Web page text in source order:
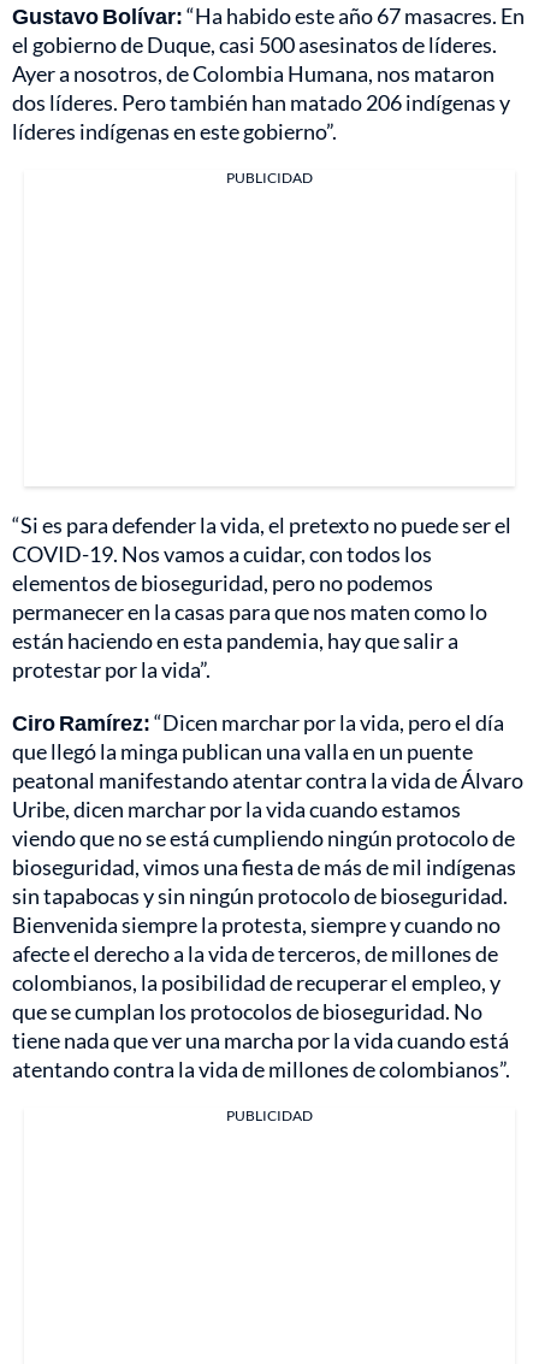
Gustavo Bolívar:“Ha habido este año 67 masacres. En
el gobierno de Duque, casi 500 asesinatos de líderes.
Ayer a nosotros, de Colombia Humana, nos mataron
dos líderes. Pero también han matado 206 indígenas y
líderes indígenas en este gobierno”.
PUBLICIDAD
“Si es para defender la vida, el pretexto no puede ser el
COVID-19. Nos vamos a cuidar, con todos los
elementos de bioseguridad, pero no podemos
permanecer en la casas para que nos maten como lo
están haciendo en esta pandemia, hay que salir a
protestar por la vida”.
Ciro Ramírez:“Dicen marchar por la vida, pero el día
que llegó la minga publican una valla en un puente
peatonal manifestando atentar contra la vida de Álvaro
Uribe, dicen marchar por la vida cuando estamos
viendo que no se está cumpliendo ningún protocolo de
bioseguridad, vimos una fiesta de más de mil indígenas
sin tapabocas y sin ningún protocolo de bioseguridad.
Bienvenida siempre la protesta, siempre y cuando no
afecte el derecho a la vida de terceros, de millones de
colombianos, la posibilidad de recuperar el empleo, y
que se cumplan los protocolos de bioseguridad. No
tiene nada que ver una marcha por la vida cuando está
atentando contra la vida de millones de colombianos”.
PUBLICIDAD